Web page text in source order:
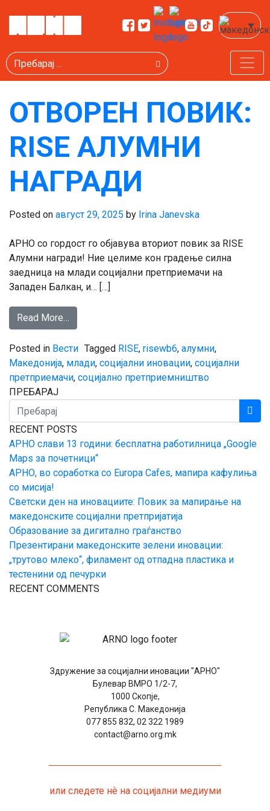
ОЗНАКА:
МАКЕДОНИЈА
ОТВОРЕН ПОВИК:
RISE АЛУМНИ
НАГРАДИ
Posted on август 29, 2025 by Irina Janevska
АРНО со гордост го објавува вториот повик за RISE
Алумни награди! Ние целиме кон градење силна
заедница на млади социјални претприемачи на
Западен Балкан, и… […]
Read More…
Posted in Вести Tagged RISE, risewb6, алумни,
Македонија, млади, социјални иновации, социјални
претприемачи, социјално претприемништво
ПРЕБАРАЈ
RECENT POSTS
АРНО слави 13 години: бесплатна работилница „Google
Maps за почетници“
АРНО, во соработка со Europa Cafes, мапира кафулиња
со мисија!
Светски ден на иновациите: Повик за мапирање на
македонските социјални претпријатија
Образование за дигитално граѓанство
Презентирани македонските зелени иновации:
„трутово млеко“, филамент од отпадна пластика и
тестенини од печурки
RECENT COMMENTS
Здружение за социјални иновации "АРНО"
Булевар ВМРО 1/2-7,
1000 Скопје,
Република С. Македонија
077 855 832, 02 322 1989
contact@arno.org.mk
или следете нѐ на социјални медиуми